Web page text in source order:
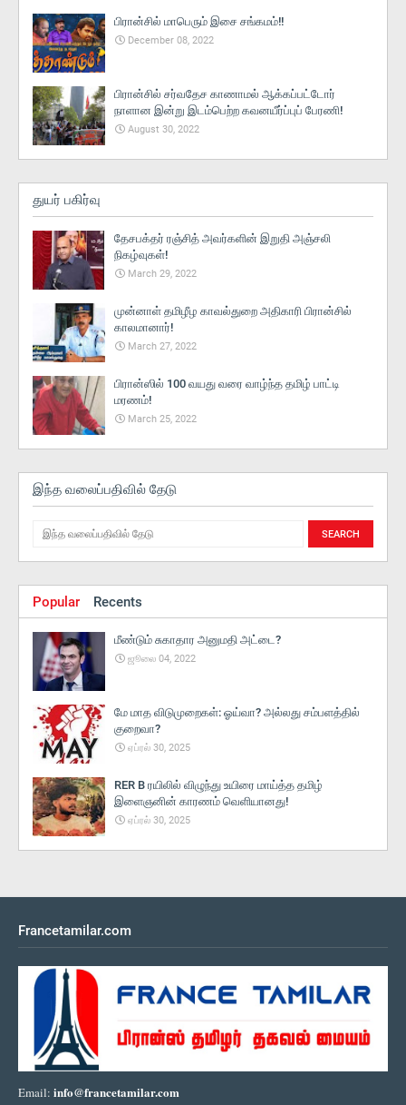
பிரான்சில் மாபெரும் இசை சங்கமம்!!
December 08, 2022
பிரான்சில் சர்வதேச காணாமல் ஆக்கப்பட்டோர்
நாளான இன்று இடம்பெற்ற கவனயீர்ப்புப் பேரணி!
August 30, 2022
துயர் பகிர்வு
தேசபக்தர் ரஞ்சித் அவர்களின் இறுதி அஞ்சலி
நிகழ்வுகள்!
March 29, 2022
முன்னாள் தமிழீழ காவல்துறை அதிகாரி பிரான்சில்
காலமானார்!
March 27, 2022
பிரான்ஸில் 100 வயது வரை வாழ்ந்த தமிழ் பாட்டி
மரணம்!
March 25, 2022
இந்த வலைப்பதிவில் தேடு
Popular Recents
மீண்டும் சுகாதார அனுமதி அட்டை?
ஜூலை 04, 2022
மே மாத விடுமுறைகள்: ஓய்வா? அல்லது சம்பளத்தில்
குறைவா?
ஏப்ரல் 30, 2025
RER B ரயிலில் விழுந்து உயிரை மாய்த்த தமிழ்
இளைஞனின் காரணம் வெளியானது!
ஏப்ரல் 30, 2025
Francetamilar.com
Email: info@francetamilar.com